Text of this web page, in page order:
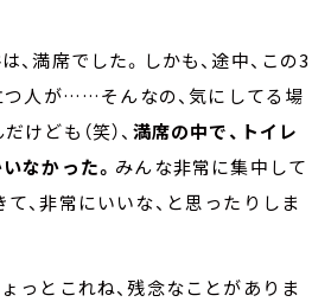
、満席でした。しかも、途中、この3
つ人が……そんなの、気にしてる場
けども（笑）、 満席の中で、トイレ
なかった。 みんな非常に集中して
、非常にいいな、と思ったりしま
っとこれね、残念なことがありま